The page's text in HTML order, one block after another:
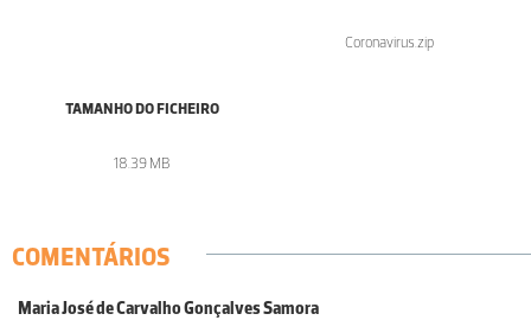
Coronavirus.zip
TAMANHO DO FICHEIRO
18.39 MB
COMENTÁRIOS
Maria José de Carvalho Gonçalves Samora